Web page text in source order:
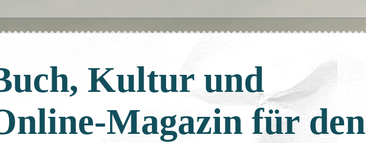
Kultur und
Magazin für den